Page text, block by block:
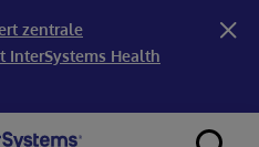
zentrale
InterSystems Health